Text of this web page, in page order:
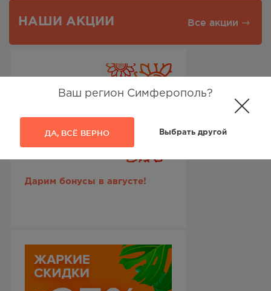
Ваш регион Симферополь?
ДА, ВСЁ ВЕРНО Выбрать другой
НАШИ АКЦИИ Все акции
Дарим бонусы в августе!